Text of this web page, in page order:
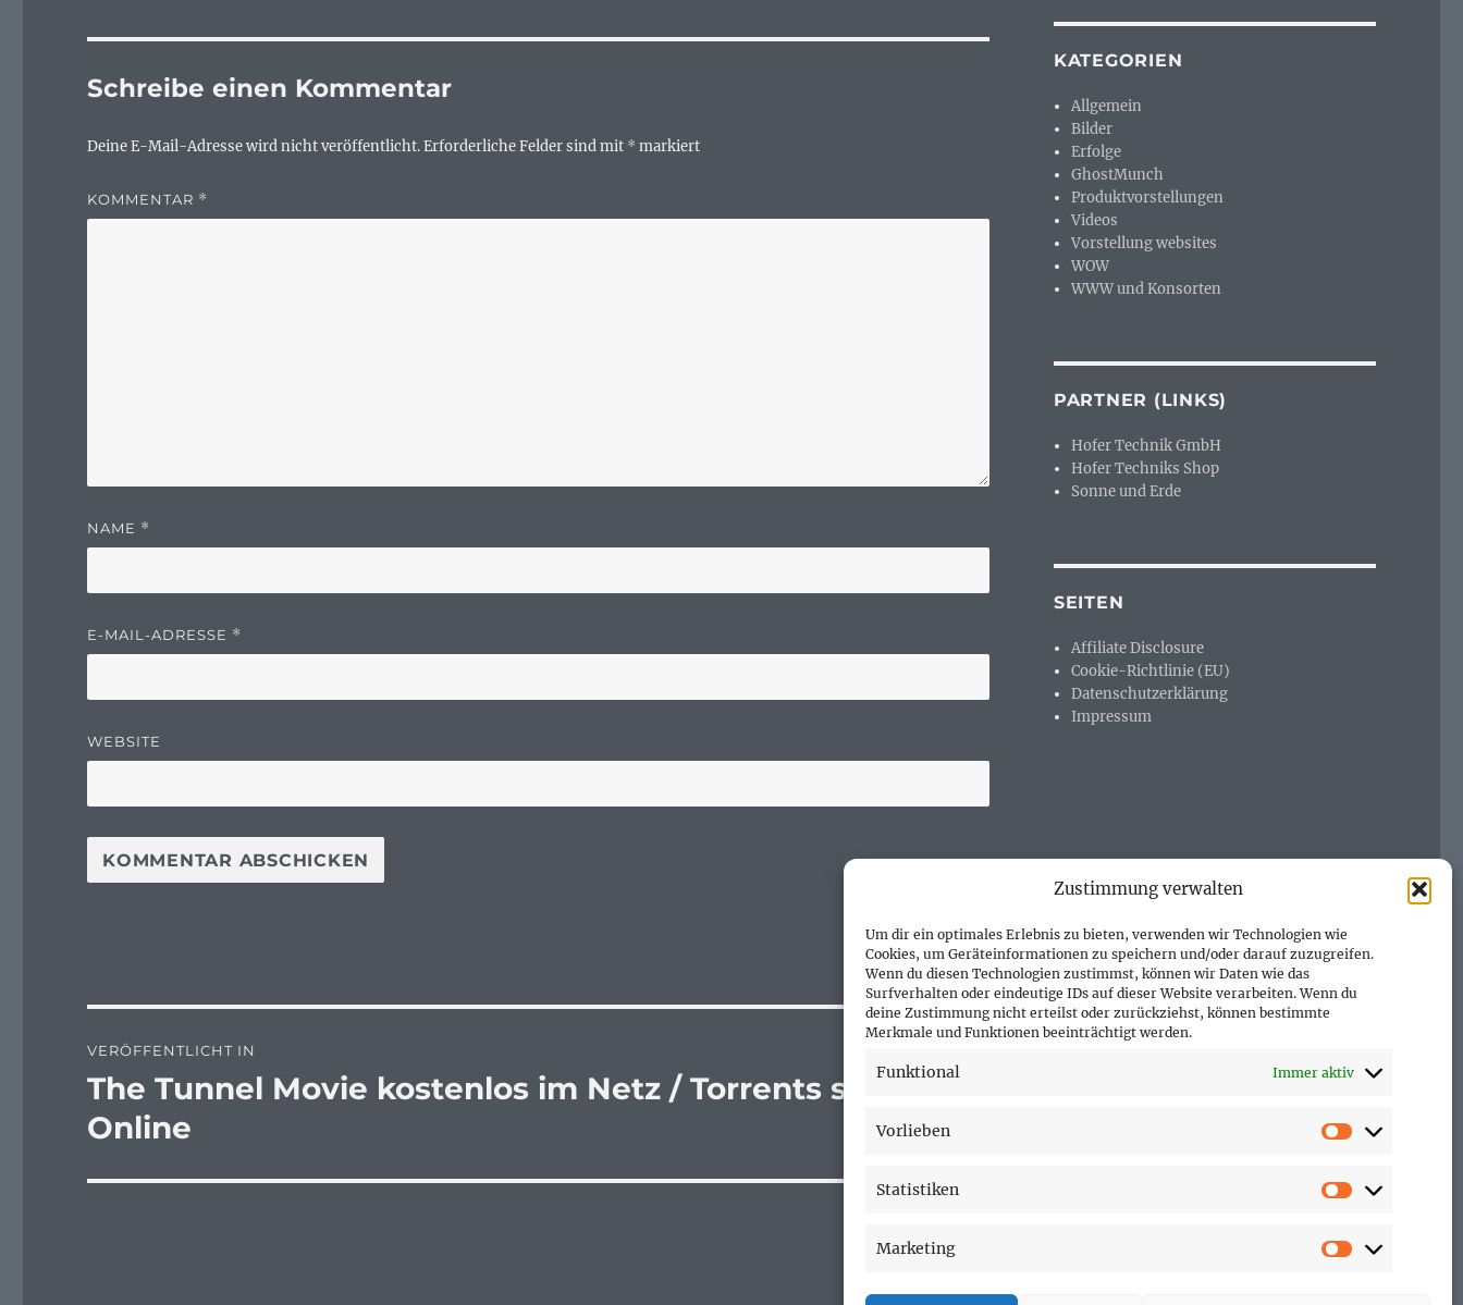
Zustimmung verwalten
Um dir ein optimales Erlebnis zu bieten, verwenden wir Technologien wie
Cookies, um Geräteinformationen zu speichern und/oder darauf zuzugreifen.
Wenn du diesen Technologien zustimmst, können wir Daten wie das
Surfverhalten oder eindeutige IDs auf dieser Website verarbeiten. Wenn du
deine Zustimmung nicht erteilst oder zurückziehst, können bestimmte
Merkmale und Funktionen beeinträchtigt werden.
Funktional Immer aktiv
Vorlieben
Statistiken
Marketing
Schreibe einen Kommentar
Deine E-Mail-Adresse wird nicht veröffentlicht.Erforderliche Felder sind mit * markiert
KOMMENTAR *
NAME *
E-MAIL-ADRESSE *
WEBSITE
VERÖFFENTLICHT IN
The Tunnel Movie kostenlos im Netz / Torrents sind
Online
KATEGORIEN
Allgemein
Bilder
Erfolge
GhostMunch
Produktvorstellungen
Videos
Vorstellung websites
WOW
WWW und Konsorten
PARTNER (LINKS)
Hofer Technik GmbH
Hofer Techniks Shop
Sonne und Erde
SEITEN
Affiliate Disclosure
Cookie-Richtlinie (EU)
Datenschutzerklärung
Impressum